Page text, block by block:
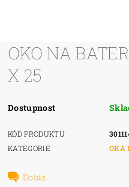
OKO NA
X 25
Dostupnost
KÓD PRODUKTU
KATEGORIE
OKA
Dotaz